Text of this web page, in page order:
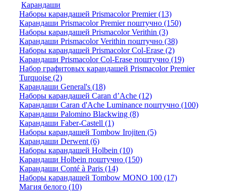
Карандаши
Наборы карандашей Prismacolor Premier (13)
Карандаши Prismacolor Premier поштучно (150)
Наборы карандашей Prismacolor Verithin (3)
Карандаши Prismacolor Verithin поштучно (38)
Наборы карандашей Prismacolor Col-Erase (2)
Карандаши Prismacolor Col-Erase поштучно (19)
Набор графитовых карандашей Prismacolor Premier
Turquoise (2)
Карандаши General's (18)
Наборы карандашей Caran d’Ache (12)
Карандаши Caran d'Ache Luminance поштучно (100)
Карандаши Palomino Blackwing (8)
Карандаши Faber-Castell (1)
Наборы карандашей Tombow Irojiten (5)
Карандаши Derwent (6)
Наборы карандашей Holbein (10)
Карандаши Holbein поштучно (150)
Карандаши Conté à Paris (14)
Наборы карандашей Tombow MONO 100 (17)
Магия белого (10)